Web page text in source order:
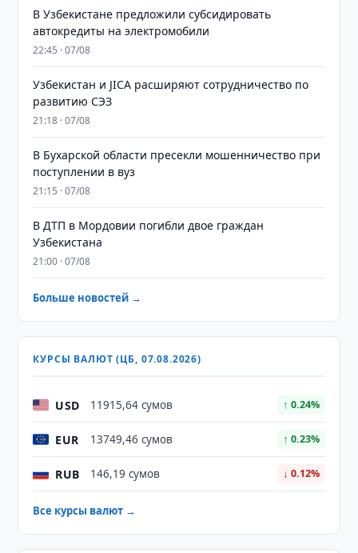
В Узбекистане предложили субсидировать
автокредиты на электромобили
22:45 · 07/08
Узбекистан и JICA расширяют сотрудничество по
развитию СЭЗ
21:18 · 07/08
В Бухарской области пресекли мошенничество при
поступлении в вуз
21:15 · 07/08
В ДТП в Мордовии погибли двое граждан
Узбекистана
21:00 · 07/08
Больше новостей →
КУРСЫ ВАЛЮТ (ЦБ, 07.08.2026)
USD 11915,64 сумов ↑ 0.24%
EUR 13749,46 сумов ↑ 0.23%
RUB 146,19 сумов ↓ 0.12%
Все курсы валют →